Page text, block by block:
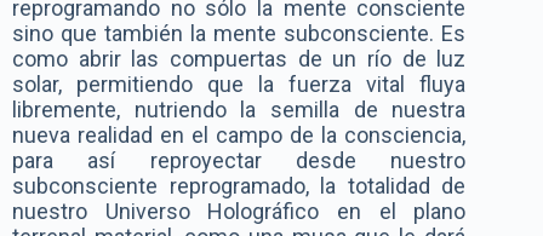
reprogramando no sólo la mente consciente
sino que también la mente subconsciente. Es
como abrir las compuertas de un río de luz
solar, permitiendo que la fuerza vital fluya
libremente, nutriendo la semilla de nuestra
nueva realidad en el campo de la consciencia,
para así reproyectar desde nuestro
subconsciente reprogramado, la totalidad de
nuestro Universo Holográfico en el plano